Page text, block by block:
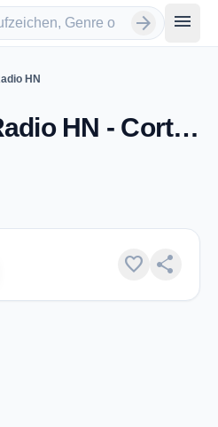
arrow_forward menu
HN
Oasis Radio HN - Cortes
favorite share